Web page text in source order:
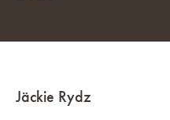
Jäckie Rydz